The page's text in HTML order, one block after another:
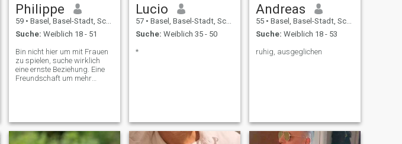
Philippe
59 • Basel, Basel-Stadt, Schweiz
Suche: Weiblich 18 - 51
Bin nicht hier um mit Frauen
zu spielen, suche wirklich
eine ernste Beziehung. Eine
Freundschaft um mehr
Lucio
57 • Basel, Basel-Stadt, Schweiz
Suche: Weiblich 35 - 50
*
Andreas
55 • Basel, Basel-Stadt, Schweiz
Suche: Weiblich 18 - 53
ruhig, ausgeglichen